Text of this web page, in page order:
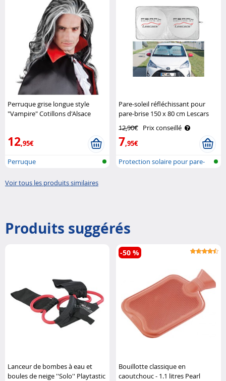
Perruque grise longue style
"Vampire" Cotillons d'Alsace
12,95€
Perruque
Pare-soleil réfléchissant pour
pare-brise 150 x 80 cm Lescars
12,90€ Prix conseillé
7,95€
Protection solaire pour pare-
Voir tous les produits similaires
Produits suggérés
Lanceur de bombes à eau et
boules de neige ''Solo'' Playtastic
Bouillotte classique en
caoutchouc - 1.1 litres Pearl
-50 %